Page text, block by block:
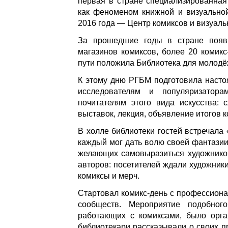
как феноменом книжной и
2016 года — Центр комиксов и
За прошедшие годы в стране
магазинов комиксов, более 20
пути положила Библиотека для
К этому дню РГБМ подготовила
исследователям и
почитателям этого вида искусства:
выставок, лекция, объявление
В холле библиотеки гостей
каждый мог дать волю своей
желающих самовыразиться
авторов: посетителей ждали
комиксы и мерч.
Стартовал комикс-день с
сообществ. Мероприятие
работающих с комиксами, было